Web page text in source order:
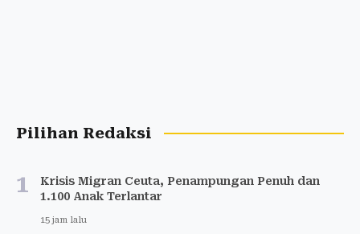
Pilihan Redaksi
1
Krisis Migran Ceuta, Penampungan Penuh dan
1.100 Anak Terlantar
15 jam lalu